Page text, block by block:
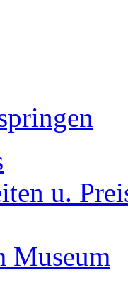
u.
Museum